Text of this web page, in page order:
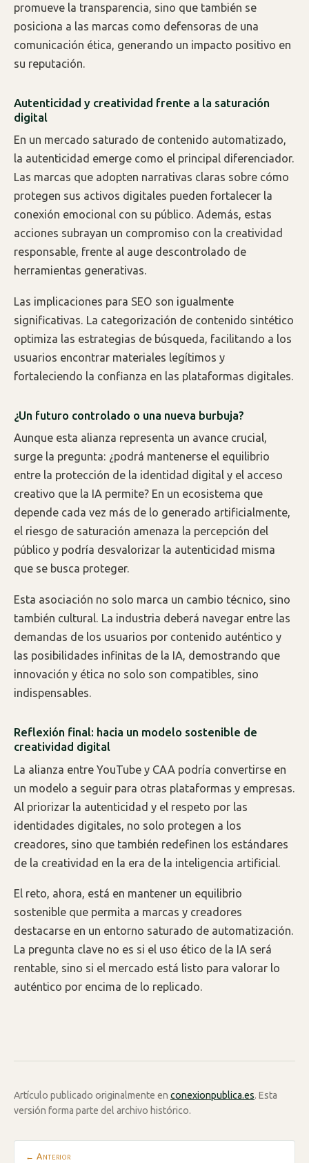
promueve la transparencia, sino que también se
posiciona a las marcas como defensoras de una
comunicación ética, generando un impacto positivo en
su reputación.
Autenticidad y creatividad frente a la saturación
digital
En un mercado saturado de contenido automatizado,
la autenticidad emerge como el principal diferenciador.
Las marcas que adopten narrativas claras sobre cómo
protegen sus activos digitales pueden fortalecer la
conexión emocional con su público. Además, estas
acciones subrayan un compromiso con la creatividad
responsable, frente al auge descontrolado de
herramientas generativas.
Las implicaciones para SEO son igualmente
significativas. La categorización de contenido sintético
optimiza las estrategias de búsqueda, facilitando a los
usuarios encontrar materiales legítimos y
fortaleciendo la confianza en las plataformas digitales.
¿Un futuro controlado o una nueva burbuja?
Aunque esta alianza representa un avance crucial,
surge la pregunta: ¿podrá mantenerse el equilibrio
entre la protección de la identidad digital y el acceso
creativo que la IA permite? En un ecosistema que
depende cada vez más de lo generado artificialmente,
el riesgo de saturación amenaza la percepción del
público y podría desvalorizar la autenticidad misma
que se busca proteger.
Esta asociación no solo marca un cambio técnico, sino
también cultural. La industria deberá navegar entre las
demandas de los usuarios por contenido auténtico y
las posibilidades infinitas de la IA, demostrando que
innovación y ética no solo son compatibles, sino
indispensables.
Reflexión final: hacia un modelo sostenible de
creatividad digital
La alianza entre YouTube y CAA podría convertirse en
un modelo a seguir para otras plataformas y empresas.
Al priorizar la autenticidad y el respeto por las
identidades digitales, no solo protegen a los
creadores, sino que también redefinen los estándares
de la creatividad en la era de la inteligencia artificial.
El reto, ahora, está en mantener un equilibrio
sostenible que permita a marcas y creadores
destacarse en un entorno saturado de automatización.
La pregunta clave no es si el uso ético de la IA será
rentable, sino si el mercado está listo para valorar lo
auténtico por encima de lo replicado.
Artículo publicado originalmente en conexionpublica.es. Esta
versión forma parte del archivo histórico.
← Anterior